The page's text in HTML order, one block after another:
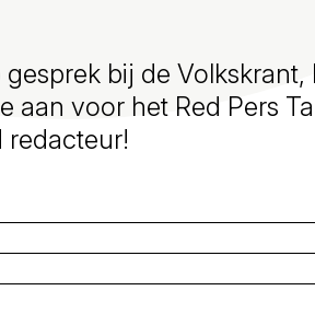
bij de Volkskrant,
aan voor het Red Pers